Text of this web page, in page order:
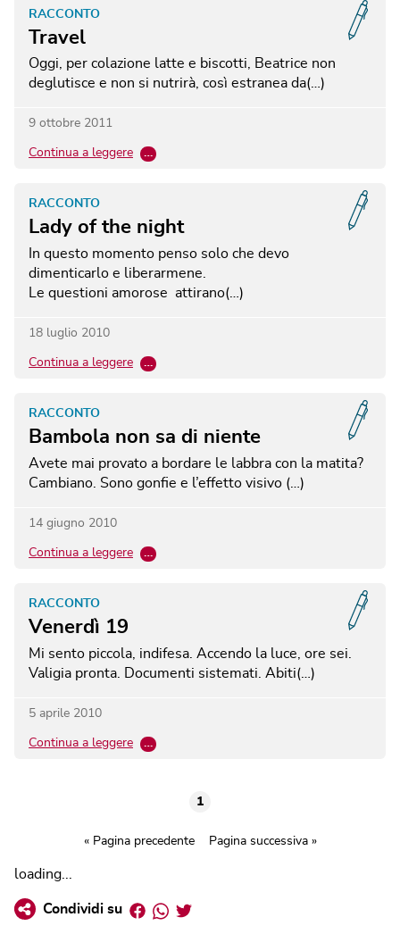
Travel
RACCONTO
Oggi, per colazione latte e biscotti, Beatrice non
deglutisce e non si nutrirà, così estranea da(…)
9 ottobre 2011
Continua a leggere …
Lady of the night
RACCONTO
In questo momento penso solo che devo
dimenticarlo e liberarmene.
Le questioni amorose attirano(…)
18 luglio 2010
Continua a leggere …
Bambola non sa di niente
RACCONTO
Avete mai provato a bordare le labbra con la matita?
Cambiano. Sono gonfie e l’effetto visivo (…)
14 giugno 2010
Continua a leggere …
Venerdì 19
RACCONTO
Mi sento piccola, indifesa. Accendo la luce, ore sei.
Valigia pronta. Documenti sistemati. Abiti(…)
5 aprile 2010
Continua a leggere …
1
« Pagina precedente Pagina successiva »
loading...
Condividi su Facebook
Whatsapp
Twitter